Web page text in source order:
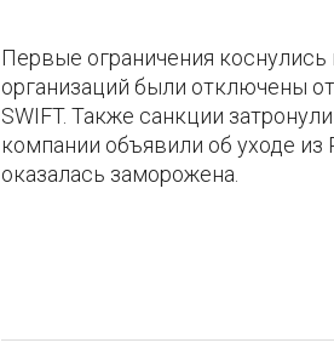
Первые ограничения
организаций были отключены
SWIFT. Также санкции
компании объявили об уходе
оказалась заморожена.